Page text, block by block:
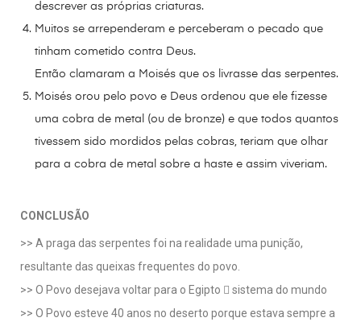
descrever as próprias criaturas.
Muitos se arrependeram e perceberam o pecado que
tinham cometido contra Deus.
Então clamaram a Moisés que os livrasse das serpentes.
Moisés orou pelo povo e Deus ordenou que ele fizesse
uma cobra de metal (ou de bronze) e que todos quantos
tivessem sido mordidos pelas cobras, teriam que olhar
para a cobra de metal sobre a haste e assim viveriam.
CONCLUSÃO
>> A praga das serpentes foi na realidade uma punição,
resultante das queixas frequentes do povo.
>> O Povo desejava voltar para o Egipto  sistema do mundo
>> O Povo esteve 40 anos no deserto porque estava sempre a